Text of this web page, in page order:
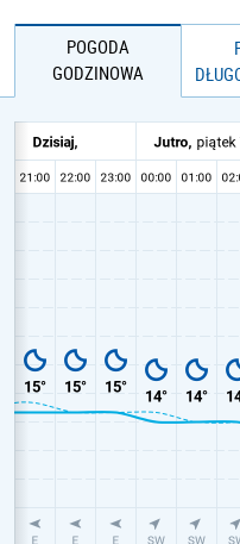
POGODA
GODZINOWA